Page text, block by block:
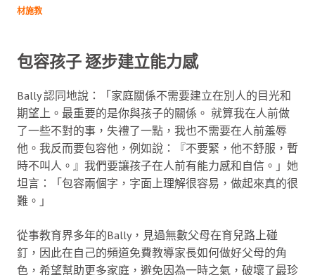
材施教
包容孩子 逐步建立能力感
Bally 認同地說：「家庭關係不需要建立在別人的目光和
期望上。最重要的是你與孩子的關係。 就算我在人前做
了一些不對的事，失禮了一點，我也不需要在人前羞辱
他。我反而要包容他，例如說：『不要緊，他不舒服，暫
時不叫人。』我們要讓孩子在人前有能力感和自信。」她
坦言：「包容兩個字，字面上理解很容易，做起來真的很
難。」
從事教育界多年的Bally，見過無數父母在育兒路上碰
釘，因此在自己的頻道免費教導家長如何做好父母的角
色，希望幫助更多家庭，避免因為一時之氣，破壞了最珍